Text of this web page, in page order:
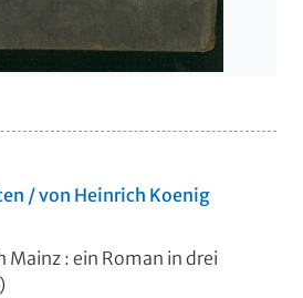
/ von Heinrich Koenig
Mainz : ein Roman in drei